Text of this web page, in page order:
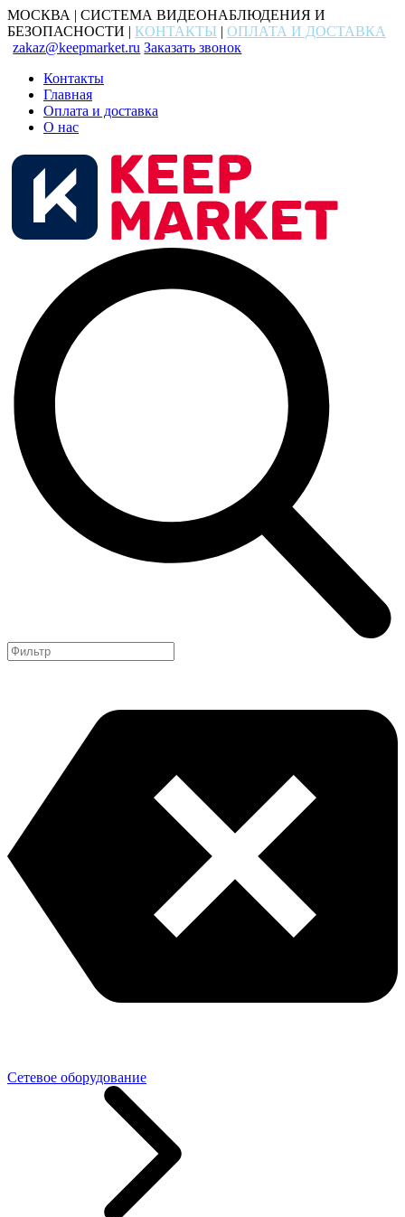
МОСКВА | СИСТЕМА ВИДЕОНАБЛЮДЕНИЯ И
БЕЗОПАСНОСТИ | КОНТАКТЫ | ОПЛАТА И ДОСТАВКА
zakaz@keepmarket.ru Заказать звонок
Контакты
Главная
Оплата и доставка
О нас
Сетевое оборудование